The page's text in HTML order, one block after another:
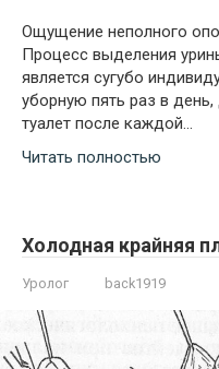
Ощущение неполного
Процесс выделения
является сугубо
уборную пять раз в
туалет после каждой…
Читать полностью
Холодная крайняя
Уролог back1919